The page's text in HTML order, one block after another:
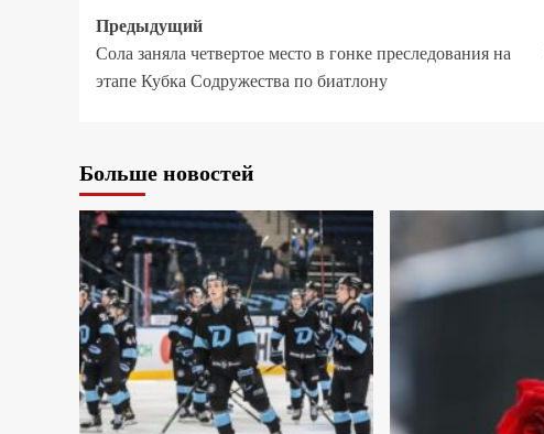
Предыдущий
Сола заняла четвертое место в гонке преследования на
этапе Кубка Содружества по биатлону
Больше новостей